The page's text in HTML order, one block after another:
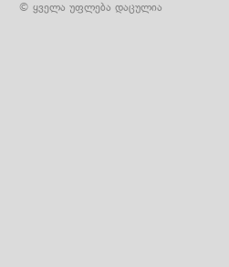
© ყველა უფლება დაცულია